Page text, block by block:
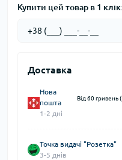
Купити цей товар в 1 клік:
Доставка
Нова
пошта
1-2 дні
Від 60 гривень
Точка видачі "Розетка"
3-5 днів